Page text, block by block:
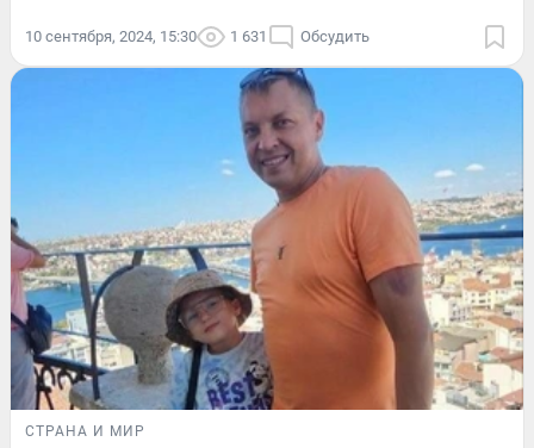
10 сентября, 2024, 15:30 1 631 Обсудить
СТРАНА И МИР